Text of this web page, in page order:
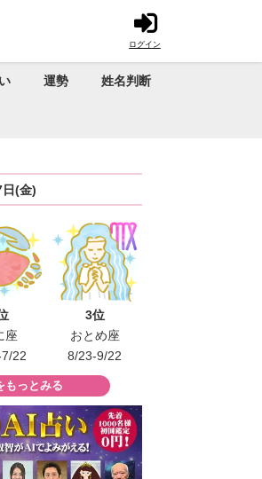
ログイン
運勢 姓名判断
(金)
座
22
3位
おとめ座
8/23-9/22
もっとみる